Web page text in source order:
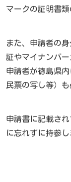
マークの証明書
また、申請者の
証やマイナンバー
申請者が徳島県
民票の写し等）
申請書に記載さ
に忘れずに持参し